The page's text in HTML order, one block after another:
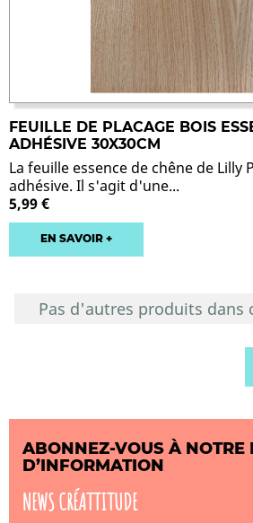
FEUILLE DE PLACAGE BOIS
ADHÉSIVE 30X30CM
La feuille essence de chêne de Lilly
adhésive. Il s'agit d'une...
5,99 €
EN SAVOIR +
Pas d'autres produits dans
ABONNEZ-VOUS À NOTRE
D’INFORMATION
NEWS CRÉATTITUDE